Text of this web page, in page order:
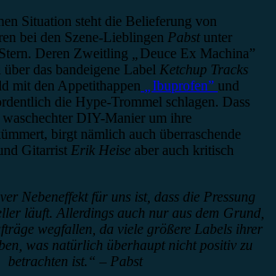
Situation steht die Belieferung von
bei den Szene-Lieblingen Pabstunter
Deren Zweitling
Deuce Ex Machina”
das bandeigene Label Ketchup Tracks
mit den Appetithappen
Ibuprofen” und
die Hype-Trommel schlagen. Dass
DIY-Manier um ihre
birgt nämlich auch überraschende
Gitarrist Erik Heise aber auch kritisch
Nebeneffekt für uns ist, dass die Pressung
läuft. Allerdings auch nur aus dem Grund,
wegfallen, da viele größere Labels ihrer
was natürlich überhaupt nicht positiv zu
betrachten ist.“ – Pabst